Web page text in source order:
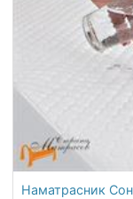
Наматрасник